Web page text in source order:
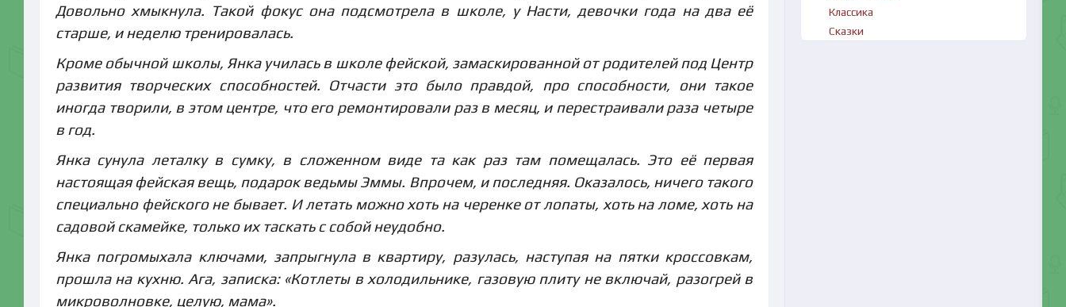
Довольно хмыкнула. Такой фокус она подсмотрела в школе, у Насти, девочки года на два её
старше, и неделю тренировалась.
Кроме обычной школы, Янка училась в школе фейской, замаскированной от родителей под Центр
развития творческих способностей. Отчасти это было правдой, про способности, они такое
иногда творили, в этом центре, что его ремонтировали раз в месяц, и перестраивали раза четыре
в год.
Янка сунула леталку в сумку, в сложенном виде та как раз там помещалась. Это её первая
настоящая фейская вещь, подарок ведьмы Эммы. Впрочем, и последняя. Оказалось, ничего такого
специально фейского не бывает. И летать можно хоть на черенке от лопаты, хоть на ломе, хоть на
садовой скамейке, только их таскать с собой неудобно.
Янка погромыхала ключами, запрыгнула в квартиру, разулась, наступая на пятки кроссовкам,
прошла на кухню. Ага, записка: «Котлеты в холодильнике, газовую плиту не включай, разогрей в
микроволновке, целую, мама».
Классика
Сказки